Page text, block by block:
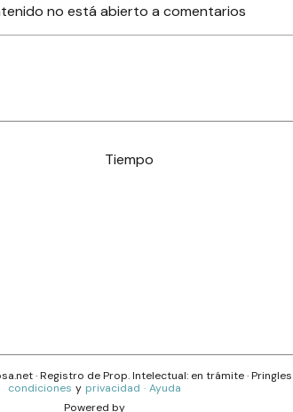
no está abierto a comentarios
Tiempo
· Registro de Prop. Intelectual: en trámite ·
condiciones y privacidad · Ayuda
Powered by